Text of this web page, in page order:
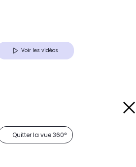
Voir les vidéos
Quitter la vue 360°